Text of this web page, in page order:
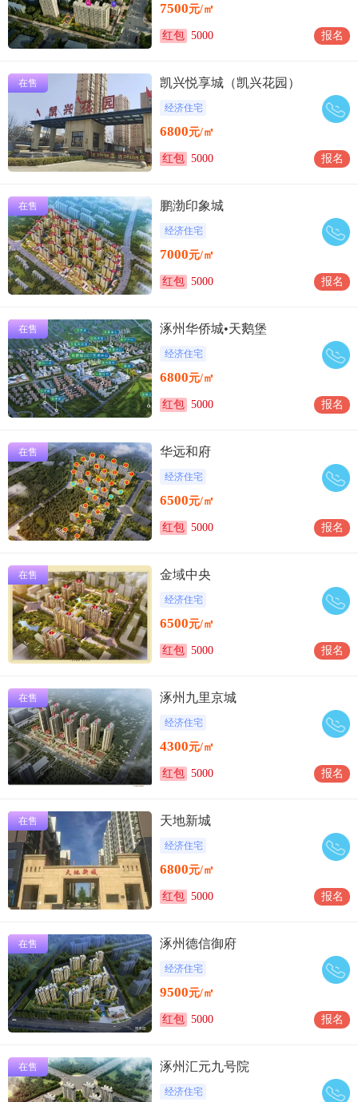
7500元/㎡
红包 5000 报名
在售 凯兴悦享城（凯兴花园）
经济住宅
6800元/㎡
红包 5000 报名
在售 鹏渤印象城
经济住宅
7000元/㎡
红包 5000 报名
在售 涿州华侨城•天鹅堡
经济住宅
6800元/㎡
红包 5000 报名
在售 华远和府
经济住宅
6500元/㎡
红包 5000 报名
在售 金域中央
经济住宅
6500元/㎡
红包 5000 报名
在售 涿州九里京城
经济住宅
4300元/㎡
红包 5000 报名
在售 天地新城
经济住宅
6800元/㎡
红包 5000 报名
在售 涿州德信御府
经济住宅
9500元/㎡
红包 5000 报名
在售 涿州汇元九号院
经济住宅